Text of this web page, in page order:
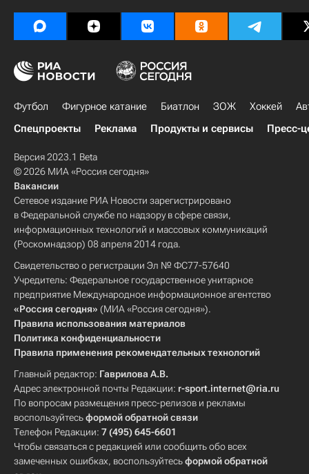
Футбол Фигурное катание Биатлон ЗОЖ Хоккей
Спецпроекты
Реклама Продукты и сервисы Пресс-
Версия 2023.1 Beta
© 2026 МИА «Россия сегодня»
Вакансии
Сетевое издание РИА Новости зарегистрировано
в Федеральной службе по надзору в сфере связи,
информационных технологий и массовых коммуникаций
(Роскомнадзор) 08 апреля 2014 года.
Свидетельство о регистрации Эл № ФС77-57640
Учредитель: Федеральное государственное унитарное
предприятие Международное информационное агентство
«Россия сегодня» (МИА «Россия сегодня»).
Правила использования материалов
Политика конфиденциальности
Правила применения рекомендательных технологий
Главный редактор: Гаврилова А.В.
Адрес электронной почты Редакции: r-sport.internet@ria.ru
По вопросам размещения пресс-релизов и рекламы
воспользуйтесьформой обратной связи
Телефон Редакции: 7 (495) 645-6601
Чтобы связаться с редакцией или сообщить обо всех
замеченных ошибках, воспользуйтесьформой обратной